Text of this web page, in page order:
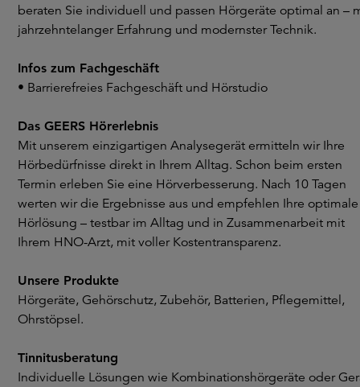
beraten Sie individuell und passen Hörgeräte optimal an –
jahrzehntelanger Erfahrung und modernster Technik.
Infos zum Fachgeschäft
• Barrierefreies Fachgeschäft und Hörstudio
Das GEERS Hörerlebnis
Mit unserem einzigartigen Analysegerät ermitteln wir Ihre
Hörbedürfnisse direkt in Ihrem Alltag. Schon beim ersten
Termin erleben Sie eine Hörverbesserung. Nach 10 Tagen
werten wir die Ergebnisse aus und empfehlen Ihre optimale
Hörlösung – testbar im Alltag und in Zusammenarbeit mit
Ihrem HNO-Arzt, mit voller Kostentransparenz.
Unsere Produkte
Hörgeräte, Gehörschutz, Zubehör, Batterien, Pflegemittel,
Ohrstöpsel.
Tinnitusberatung
Individuelle Lösungen wie Kombinationshörgeräte oder